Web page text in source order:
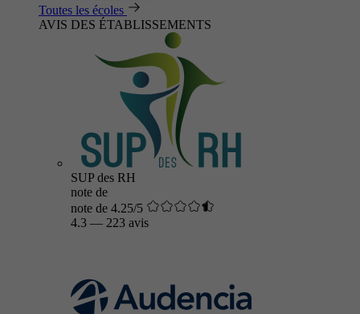
Toutes les écoles
AVIS DES ÉTABLISSEMENTS
SUP des RH
note de
note de 4.25/5
4.3 — 223 avis